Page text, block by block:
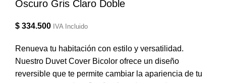
Oscuro Gris Claro Doble
$ 334.500 IVA Incluido
Renueva tu habitación con estilo y versatilidad.
Nuestro Duvet Cover Bicolor ofrece un diseño
reversible que te permite cambiar la apariencia de tu